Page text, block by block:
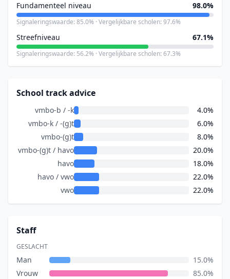
Fundamenteel niveau 98.0%
Signaleringswaarde: 85.0% · Vergelijkbare scholen: 97.6%
Streefniveau 67.1%
Signaleringswaarde: 56.2% · Vergelijkbare scholen: 67.3%
School track advice
vmbo-b / -k
4.0%
vmbo-k / -(g)t
6.0%
vmbo-(g)t
8.0%
vmbo-(g)t / havo
20.0%
havo
18.0%
havo / vwo
22.0%
vwo
22.0%
Staff
GESLACHT
Man
15.0%
Vrouw
85.0%